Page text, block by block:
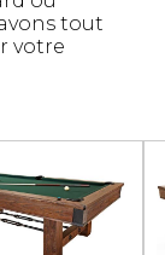
tout
votre